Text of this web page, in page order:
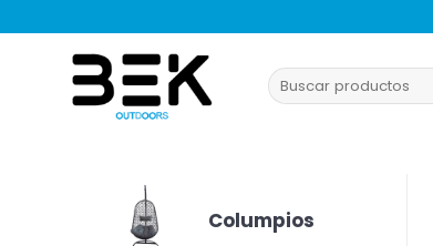
al
contenido
Buscar
por:
Columpios